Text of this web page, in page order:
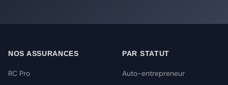
NOS ASSURANCES
RC Pro
PAR STATUT
Auto-entrepreneur